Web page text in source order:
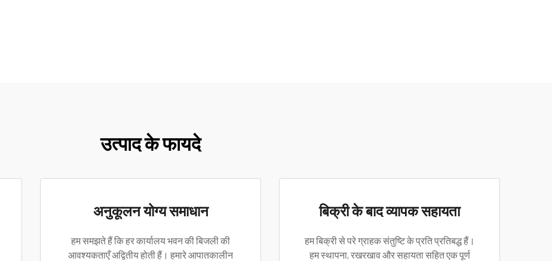
उत्पाद के फायदे
अनुकूलन योग्य समाधान
हम समझते हैं कि हर कार्यालय भवन की बिजली की
आवश्यकताएँ अद्वितीय होती हैं। हमारे आपातकालीन
बिक्री के बाद व्यापक सहायता
हम बिक्री से परे ग्राहक संतुष्टि के प्रति प्रतिबद्ध हैं।
हम स्थापना, रखरखाव और सहायता सहित एक पूर्ण